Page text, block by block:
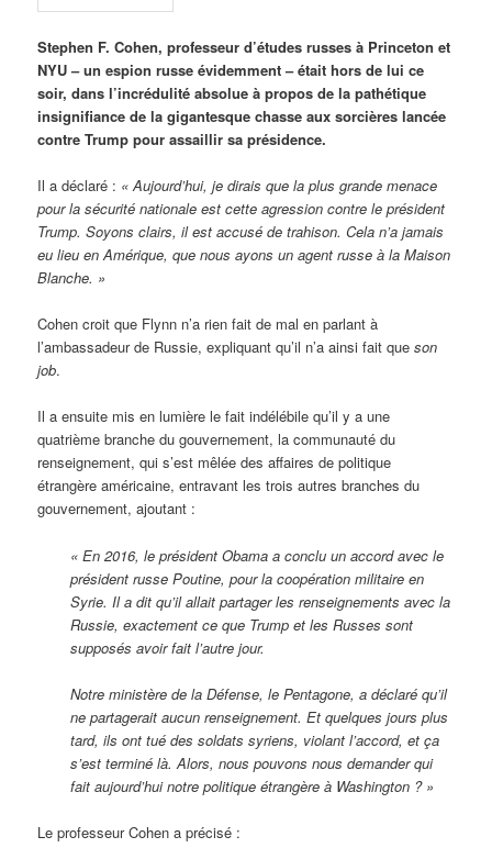
Stephen F. Cohen, professeur d’études russes à Princeton et
NYU – un espion russe évidemment – était hors de lui ce
soir, dans l’incrédulité absolue à propos de la pathétique
insignifiance de la gigantesque chasse aux sorcières lancée
contre Trump pour assaillir sa présidence.
Il a déclaré : « Aujourd’hui, je dirais que la plus grande menace
pour la sécurité nationale est cette agression contre le président
Trump. Soyons clairs, il est accusé de trahison. Cela n’a jamais
eu lieu en Amérique, que nous ayons un agent russe à la Maison
Blanche. »
Cohen croit que Flynn n’a rien fait de mal en parlant à
l’ambassadeur de Russie, expliquant qu’il n’a ainsi fait queson
job.
Il a ensuite mis en lumière le fait indélébile qu’il y a une
quatrième branche du gouvernement, la communauté du
renseignement, qui s’est mêlée des affaires de politique
étrangère américaine, entravant les trois autres branches du
gouvernement, ajoutant :
« En 2016, le président Obama a conclu un accord avec le
président russe Poutine, pour la coopération militaire en
Syrie. Il a dit qu’il allait partager les renseignements avec la
Russie, exactement ce que Trump et les Russes sont
supposés avoir fait l’autre jour.
Notre ministère de la Défense, le Pentagone, a déclaré qu’il
ne partagerait aucun renseignement. Et quelques jours plus
tard, ils ont tué des soldats syriens, violant l’accord, et ça
s’est terminé là. Alors, nous pouvons nous demander qui
fait aujourd’hui notre politique étrangère à Washington ? »
Le professeur Cohen a précisé :